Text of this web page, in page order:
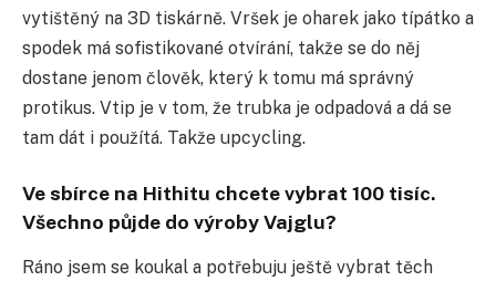
vytištěný na 3D tiskárně. Vršek je oharek jako típátko a
spodek má sofistikované otvírání, takže se do něj
dostane jenom člověk, který k tomu má správný
protikus. Vtip je v tom, že trubka je odpadová a dá se
tam dát i použítá. Takže upcycling.
Ve sbírce na Hithitu chcete vybrat 100 tisíc.
Všechno půjde do výroby Vajglu?
Ráno jsem se koukal a potřebuju ještě vybrat těch